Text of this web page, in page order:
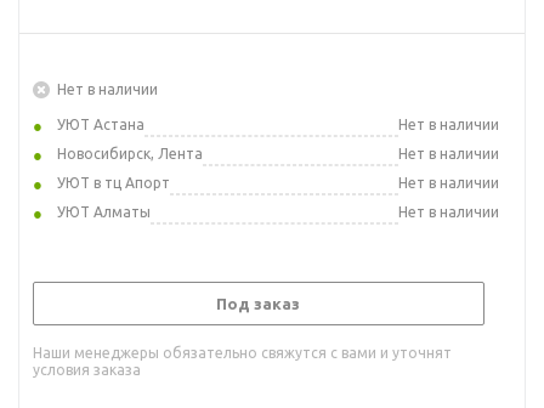
Нет в наличии
УЮТ Астана
Нет в наличии
Новосибирск, Лента
Нет в наличии
УЮТ в тц Апорт
Нет в наличии
УЮТ Алматы
Нет в наличии
Под заказ
Наши менеджеры обязательно свяжутся с вами и уточнят
условия заказа